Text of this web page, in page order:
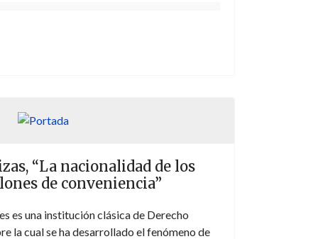
“La nacionalidad de los
de conveniencia”
es una institución clásica de Derecho
la cual se ha desarrollado el fenómeno de